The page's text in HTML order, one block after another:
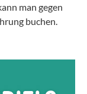
man gegen
buchen.